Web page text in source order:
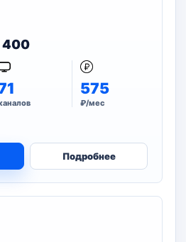
400
575
₽/мес
Подробнее